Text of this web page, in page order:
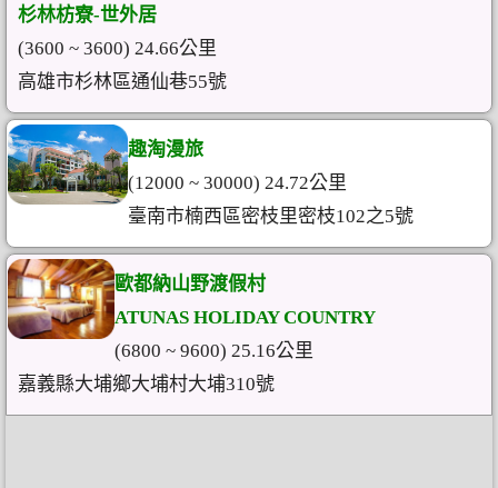
杉林枋寮-世外居
(3600 ~ 3600) 24.66公里
高雄市杉林區通仙巷55號
趣淘漫旅
(12000 ~ 30000) 24.72公里
臺南市楠西區密枝里密枝102之5號
歐都納山野渡假村
ATUNAS HOLIDAY COUNTRY
(6800 ~ 9600) 25.16公里
嘉義縣大埔鄉大埔村大埔310號